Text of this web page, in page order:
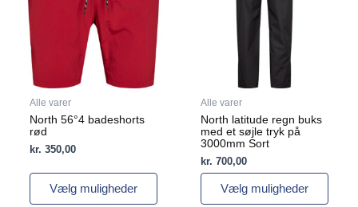
Alle varer
North 56°4 badeshorts
rød
kr. 350,00
Vælg muligheder
varianter.
Mulighederne
kan
vælges
på
varesiden
Alle varer
North latitude regn buks
med et søjle tryk på
3000mm Sort
kr. 700,00
Vælg muligheder
varianter.
Mulighederne
varesiden